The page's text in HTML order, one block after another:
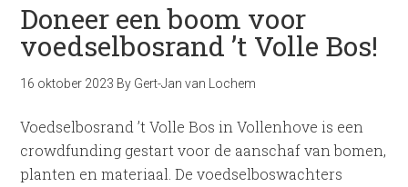
Doneer een boom voor
voedselbosrand ’t Volle Bos!
16 oktober 2023 By Gert-Jan van Lochem
Voedselbosrand ’t Volle Bos in Vollenhove is een
crowdfunding gestart voor de aanschaf van bomen,
planten en materiaal. De voedselboswachters